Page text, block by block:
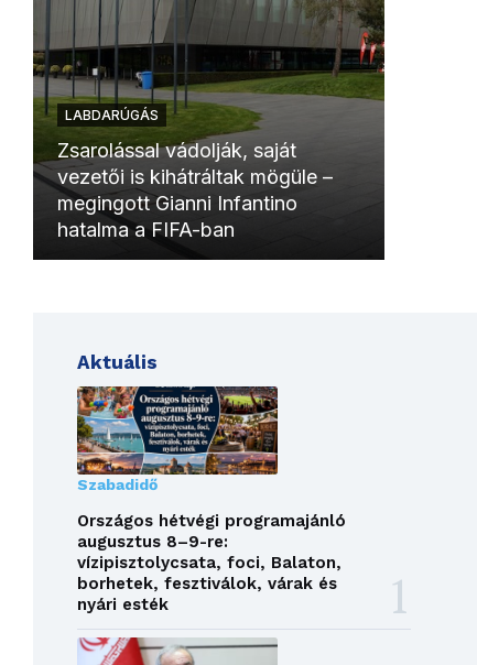
LABDARÚGÁS
Zsarolással vádolják, saját
vezetői is kihátráltak mögüle –
megingott Gianni Infantino
hatalma a FIFA-ban
Aktuális
Szabadidő
Országos hétvégi programajánló
augusztus 8–9-re:
vízipisztolycsata, foci, Balaton,
borhetek, fesztiválok, várak és
nyári esték